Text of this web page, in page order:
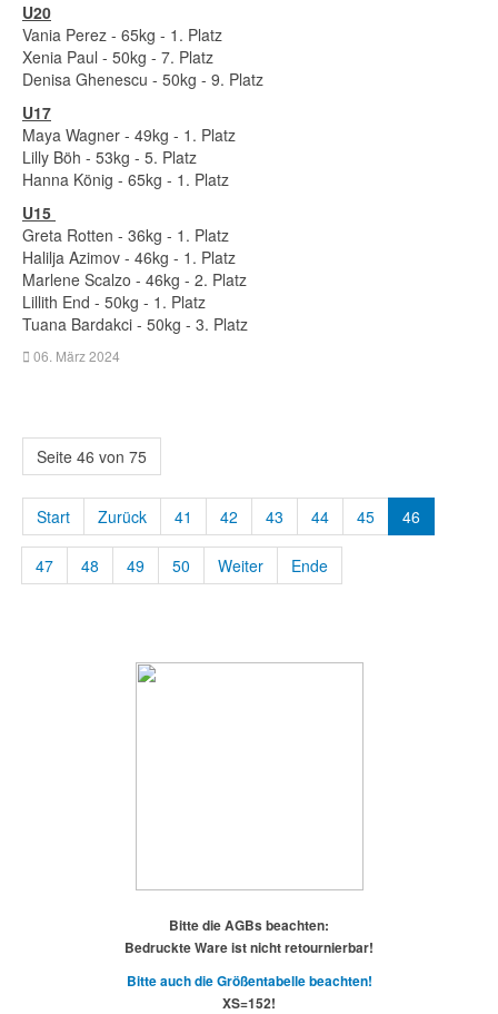
U20
Vania Perez - 65kg - 1. Platz
Xenia Paul - 50kg - 7. Platz
Denisa Ghenescu - 50kg - 9. Platz
U17
Maya Wagner - 49kg - 1. Platz
Lilly Böh - 53kg - 5. Platz
Hanna König - 65kg - 1. Platz
U15
Greta Rotten - 36kg - 1. Platz
Halilja Azimov - 46kg - 1. Platz
Marlene Scalzo - 46kg - 2. Platz
Lillith End - 50kg - 1. Platz
Tuana Bardakci - 50kg - 3. Platz
06. März 2024
Seite 46 von 75
Start Zurück 41 42 43 44 45 46
47 48 49 50 Weiter Ende
Bitte die AGBs beachten:
Bedruckte Ware ist nicht retournierbar!
Bitte auch die Größentabelle beachten!
XS=152!